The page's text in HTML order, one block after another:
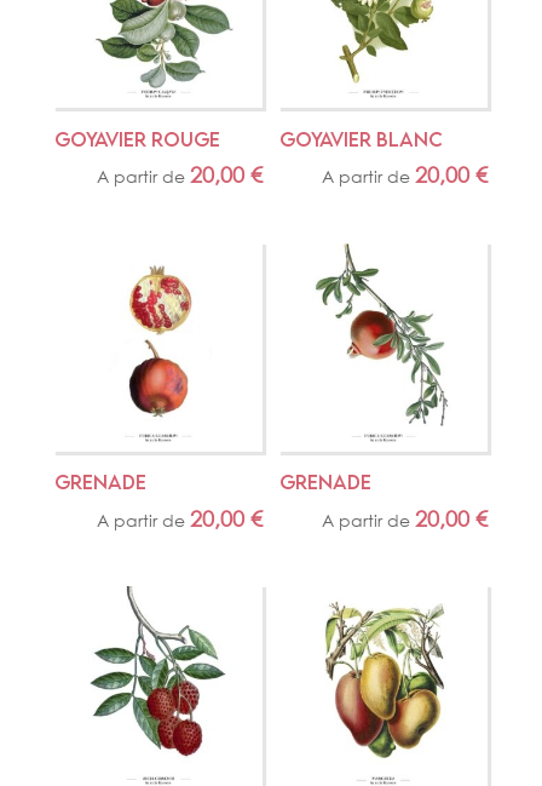
GOYAVIER ROUGE
A partir de 20,00 €
GOYAVIER BLANC
A partir de20,00€
GRENADE
A partir de 20,00 €
GRENADE
A partir de 20,00€